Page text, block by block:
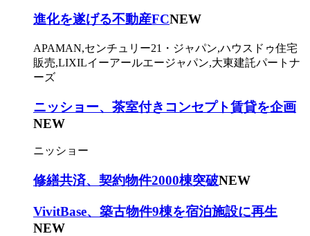
進化を遂げる不動産FCNEW
APAMAN,センチュリー21・ジャパン,ハウスドゥ住宅
販売,LIXILイーアールエージャパン,大東建託パートナ
ーズ
ニッショー、茶室付きコンセプト賃貸を企画
NEW
ニッショー
修繕共済、契約物件2000棟突破NEW
VivitBase、築古物件9棟を宿泊施設に再生
NEW